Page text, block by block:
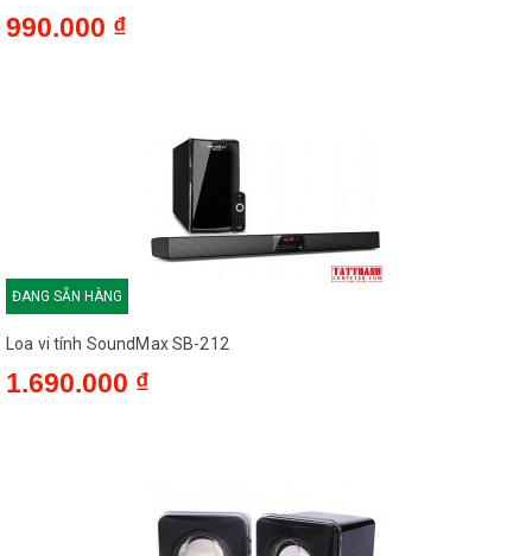
990.000 ₫
ĐANG SẴN HÀNG
Loa vi tính SoundMax SB-212
1.690.000 ₫